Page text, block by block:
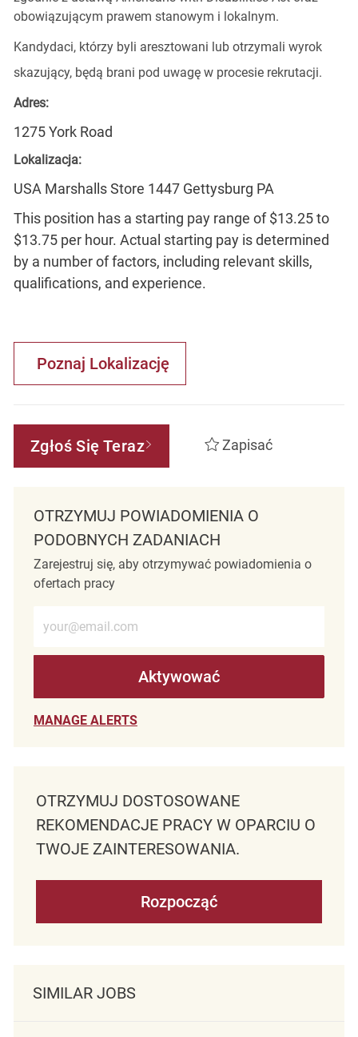
obowiązującym prawem stanowym i lokalnym.
Kandydaci, którzy byli aresztowani lub otrzymali wyrok
skazujący, będą brani pod uwagę w procesie rekrutacji.
Adres:
1275 York Road
Lokalizacja:
USA Marshalls Store 1447 Gettysburg PA
This position has a starting pay range of $13.25 to
$13.75 per hour. Actual starting pay is determined
by a number of factors, including relevant skills,
qualifications, and experience.
Poznaj Lokalizację
Zgłoś Się Teraz Zapisać
OTRZYMUJ POWIADOMIENIA O
PODOBNYCH ZADANIACH
Zarejestruj się, aby otrzymywać powiadomienia o
ofertach pracy
Aktywować
MANAGE ALERTS
OTRZYMUJ DOSTOSOWANE
REKOMENDACJE PRACY W OPARCIU O
TWOJE ZAINTERESOWANIA.
Rozpocząć
SIMILAR JOBS